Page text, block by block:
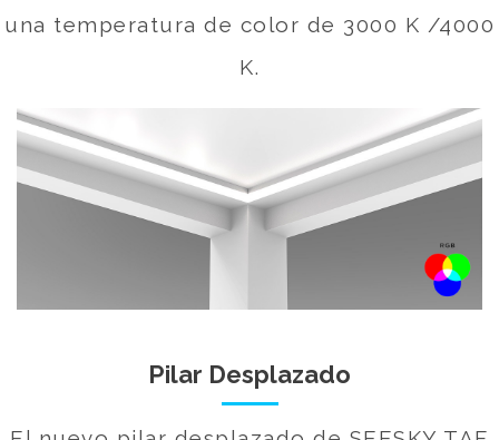
una temperatura de color de 3000 K /4000
K.
Pilar Desplazado